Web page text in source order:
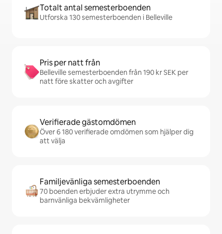
Totalt antal semesterboenden
Utforska 130 semesterboenden i Belleville
Pris per natt från
Belleville semesterboenden från 190 kr SEK per
natt före skatter och avgifter
Verifierade gästomdömen
Över 6 180 verifierade omdömen som hjälper dig
att välja
Familjevänliga semesterboenden
70 boenden erbjuder extra utrymme och
barnvänliga bekvämligheter